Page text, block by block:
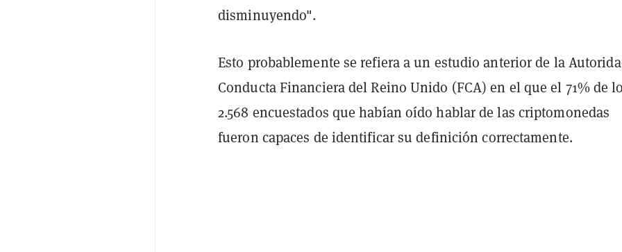
disminuyendo".
Esto probablemente se refiera a un estudio anterior de la
Conducta Financiera del Reino Unido (FCA) en el que el 71% de
2.568 encuestados que habían oído hablar de las criptomonedas
fueron capaces de identificar su definición correctamente.